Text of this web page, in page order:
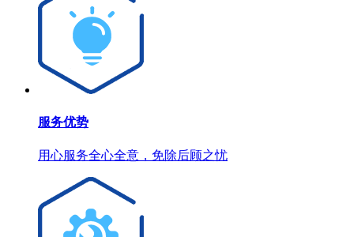
服务优势
用心服务全心全意，免除后顾之忧